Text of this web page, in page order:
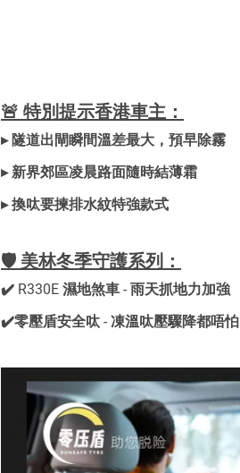
🚨 特別提示香港車主：
▸ 隧道出閘瞬間溫差最大，預早除霧
▸ 新界郊區凌晨路面隨時結薄霜
▸ 換呔要揀排水紋特強款式
🛡️ 美林冬季守護系列：
✔️ R330E 濕地煞車 - 雨天抓地力加強
✔️零壓盾安全呔 - 凍溫呔壓驟降都唔怕